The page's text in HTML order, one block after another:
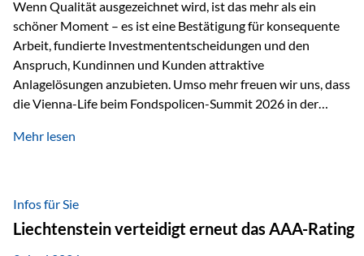
Wenn Qualität ausgezeichnet wird, ist das mehr als ein
schöner Moment – es ist eine Bestätigung für konsequente
Arbeit, fundierte Investmententscheidungen und den
Anspruch, Kundinnen und Kunden attraktive
Anlagelösungen anzubieten. Umso mehr freuen wir uns, dass
die Vienna-Life beim Fondspolicen-Summit 2026 in der
dieser Ehrung ist der renommierte Fondspolicenreport der
analysiert und verglichen wurden. Das Ergebnis: Die ETF-
Auswahl der Vienna-Life zählt zu den drei besten Angeboten
am Markt. Für uns ist diese Auszeichnung eine Bestätigung
Mehr lesen
Infos für Sie
Liechtenstein verteidigt erneut das AAA-Rating